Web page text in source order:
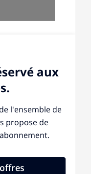
Ausha
Al-Halbi et